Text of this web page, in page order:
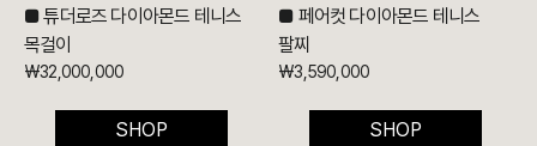
■ 튜더로즈 다이아몬드 테니스
목걸이
₩32,000,000
SHOP
■ 페어컷 다이아몬드 테니스
팔찌
₩3,590,000
SHOP